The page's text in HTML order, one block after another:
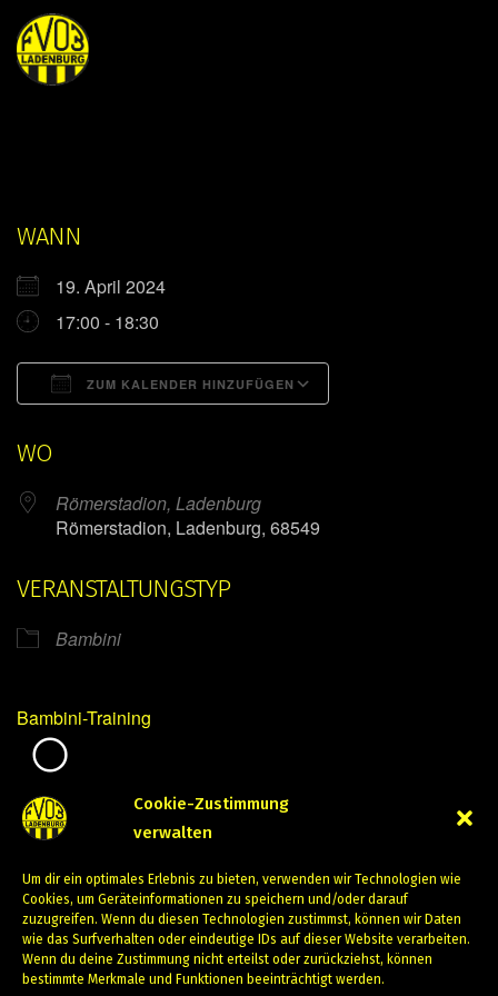
Cookie-Zustimmung
verwalten
Um dir ein optimales Erlebnis zu bieten, verwenden wir Technologien wie
Cookies, um Geräteinformationen zu speichern und/oder darauf
zuzugreifen. Wenn du diesen Technologien zustimmst, können wir Daten
wie das Surfverhalten oder eindeutige IDs auf dieser Website verarbeiten.
Wenn du deine Zustimmung nicht erteilst oder zurückziehst, können
bestimmte Merkmale und Funktionen beeinträchtigt werden.
WANN
19. April 2024
17:00 - 18:30
ZUM KALENDER HINZUFÜGEN
WO
Römerstadion, Ladenburg
Römerstadion, Ladenburg, 68549
VERANSTALTUNGSTYP
Bambini
Bambini-Training
April 19, 2024
PREVIOUS